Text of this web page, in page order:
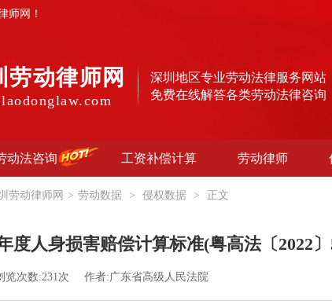
师网！
劳动律师网
深圳地区专业劳动法律服务网站
免费在线解答各类劳动法律咨询
动法咨询 工资补偿计算 劳动律师
劳动律师网 > 劳动数据 > 侵权数据 > 正文
度人身损害赔偿计算标准(粤高法〔2022
览次数:231次 作者:广东省高级人民法院